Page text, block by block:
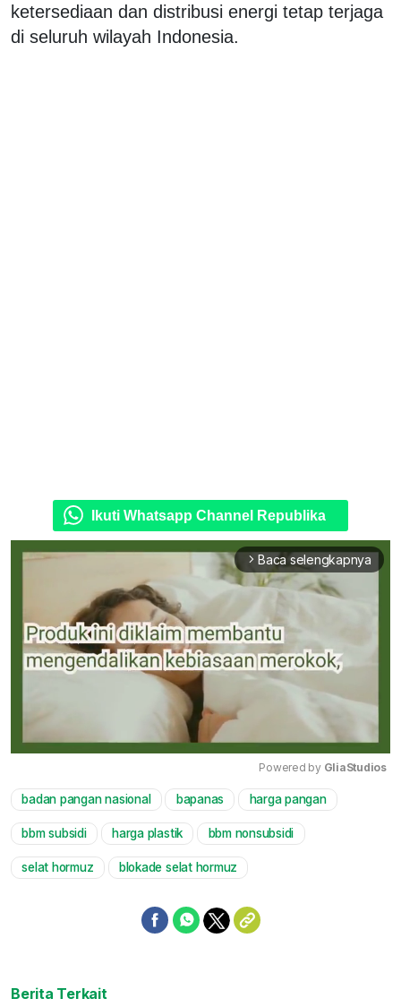
ketersediaan dan distribusi energi tetap terjaga
di seluruh wilayah Indonesia.
Ikuti Whatsapp Channel Republika
arrow_forward_ios Baca selengkapnya
Mute
Powered by GliaStudios
badan pangan nasional bapanas harga pangan
bbm subsidi harga plastik bbm nonsubsidi
selat hormuz blokade selat hormuz
Berita Terkait